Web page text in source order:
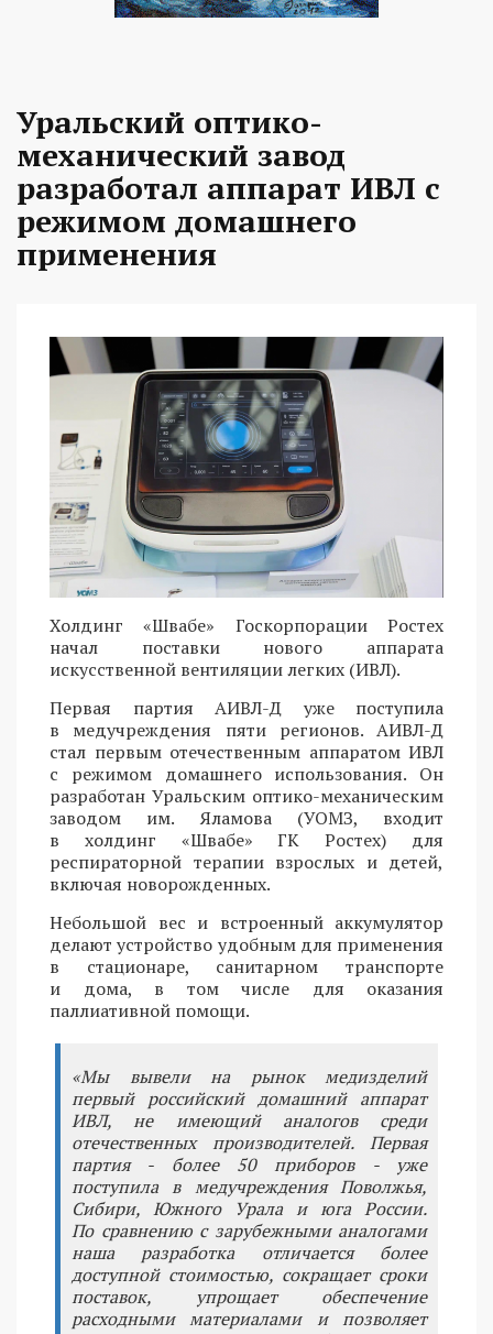
Уральский оптико-
механический завод
разработал аппарат ИВЛ с
режимом домашнего
применения
Холдинг «Швабе» Госкорпорации Ростех
начал поставки нового аппарата
искусственной вентиляции легких (ИВЛ).
Первая партия АИВЛ-Д уже поступила
в медучреждения пяти регионов. АИВЛ-Д
стал первым отечественным аппаратом ИВЛ
с режимом домашнего использования. Он
разработан Уральским оптико-механическим
заводом им. Яламова (УОМЗ, входит
в холдинг «Швабе» ГК Ростех) для
респираторной терапии взрослых и детей,
включая новорожденных.
Небольшой вес и встроенный аккумулятор
делают устройство удобным для применения
в стационаре, санитарном транспорте
и дома, в том числе для оказания
паллиативной помощи.
«Мы вывели на рынок медизделий
первый российский домашний аппарат
ИВЛ, не имеющий аналогов среди
отечественных производителей. Первая
партия - более 50 приборов - уже
поступила в медучреждения Поволжья,
Сибири, Южного Урала и юга России.
По сравнению с зарубежными аналогами
наша разработка отличается более
доступной стоимостью, сокращает сроки
поставок, упрощает обеспечение
расходными материалами и позволяет